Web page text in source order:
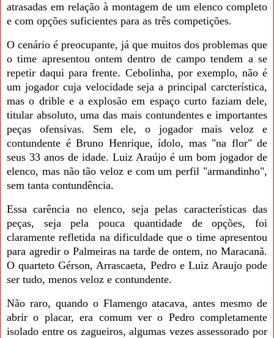
atrasadas em relação à montagem de um elenco completo
e com opções suficientes para as três competições.
O cenário é preocupante, já que muitos dos problemas que
o time apresentou ontem dentro de campo tendem a se
repetir daqui para frente. Cebolinha, por exemplo, não é
um jogador cuja velocidade seja a principal carcterística,
mas o drible e a explosão em espaço curto faziam dele,
titular absoluto, uma das mais contundentes e importantes
peças ofensivas. Sem ele, o jogador mais veloz e
contundente é Bruno Henrique, ídolo, mas "na flor" de
seus 33 anos de idade. Luiz Araújo é um bom jogador de
elenco, mas não tão veloz e com um perfil "armandinho",
sem tanta contundência.
Essa carência no elenco, seja pelas características das
peças, seja pela pouca quantidade de opções, foi
claramente refletida na dificuldade que o time apresentou
para agredir o Palmeiras na tarde de ontem, no Maracanã.
O quarteto Gérson, Arrascaeta, Pedro e Luiz Araujo pode
ser tudo, menos veloz e contundente.
Não raro, quando o Flamengo atacava, antes mesmo de
abrir o placar, era comum ver o Pedro completamente
isolado entre os zagueiros, algumas vezes assessorado por